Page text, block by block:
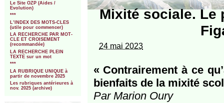
Le Site OZP (Aides /
Evolution)
***
L’INDEX DES MOTS-CLES
(utile pour commencer)
LA RECHERCHE PAR MOT-
CLE ET CROISEMENT
(recommandée)
LA RECHERCHE PLEIN
TEXTE sur un mot
***
LA RUBRIQUE UNIQUE à
partir de novembre 2025
Les rubriques antérieures à
nov. 2025 (archive)
Mixité sociale. Le
24 mai 2023
« Contrairement à ce
bienfaits de la mixité
Par Marion Oury